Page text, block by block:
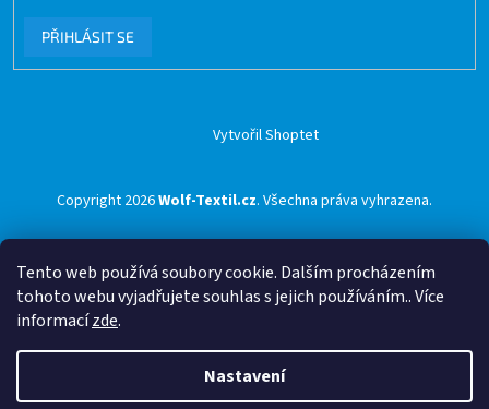
Tento web používá soubory cookie. Dalším procházením
tohoto webu vyjadřujete souhlas s jejich používáním.. Více
informacízde.
Nastavení
PŘIHLÁSIT SE
Vytvořil Shoptet
Copyright 2026Wolf-Textil.cz. Všechna práva vyhrazena.